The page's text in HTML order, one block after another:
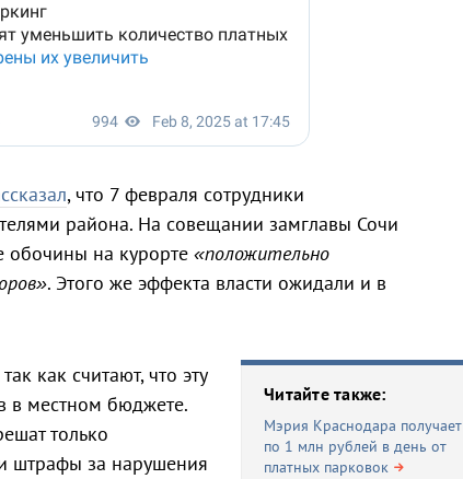
, что 7 февраля сотрудники
района. На совещании замглавы Сочи
обочины на курорте «положительно
. Этого же эффекта власти ожидали и в
Читайте также:
Мэрия Краснодара получает
по 1 млн рублей в день от
платных парковок
как считают, что эту
в местном бюджете.
только
штрафы за нарушения